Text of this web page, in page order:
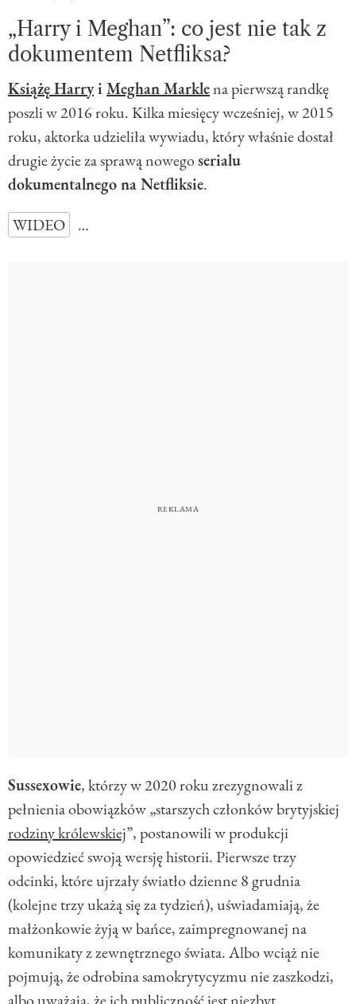
„Harry i Meghan”: co jest nie tak z
dokumentem Netfliksa?
Książę Harryi Meghan Marklena pierwszą randkę
poszli w 2016 roku. Kilka miesięcy wcześniej, w 2015
roku, aktorka udzieliła wywiadu, który właśnie dostał
drugie życie za sprawą nowegoserialu
dokumentalnego na Netfliksie.
WIDEO
…
Sussexowie, którzy w 2020 roku zrezygnowali z
pełnienia obowiązków „starszych członków brytyjskiej
rodziny królewskiej”, postanowili w produkcji
opowiedzieć swoją wersję historii. Pierwsze trzy
odcinki, które ujrzały światło dzienne 8 grudnia
(kolejne trzy ukażą się za tydzień), uświadamiają, że
małżonkowie żyją w bańce, zaimpregnowanej na
komunikaty z zewnętrznego świata. Albo wciąż nie
pojmują, że odrobina samokrytycyzmu nie zaszkodzi,